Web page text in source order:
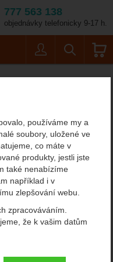
používáme my a
soubory, uložené ve
co máte v
produkty, jestli jste
také nenabízíme
například i v
zlepšování webu.
zpracováváním.
že k vašim datům
777 563 138
objednávky telefonicky 9-17 h.
a používá k úpravě jídel
již od roku 1998. Lyo
suroviny. Nepoužívá
turisty, cestovatele a
tam, kde záleží na nízké
krajinách,
kdy musíte
ocenění industry awards,